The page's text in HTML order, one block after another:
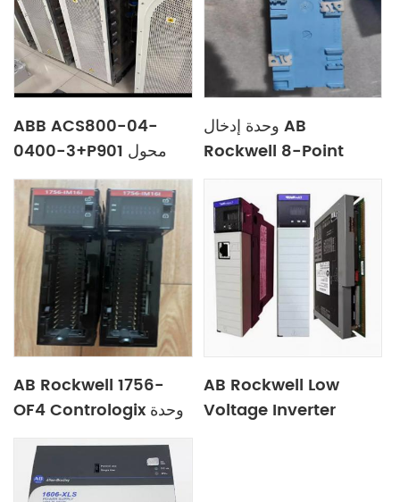
ABB ACS800-04-
0400-3+P901 محول
التردد
وحدة إدخال AB
Rockwell 8-Point
AB Rockwell 1756-
OF4 Contrologix وحدة
الجهد 4-منفذ
AB Rockwell Low
Voltage Inverter